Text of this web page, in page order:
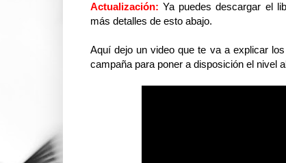
Actualización: Ya puedes descargar el
más detalles de esto abajo.
Aquí dejo un video que te va a explicar
campaña para poner a disposición el nivel